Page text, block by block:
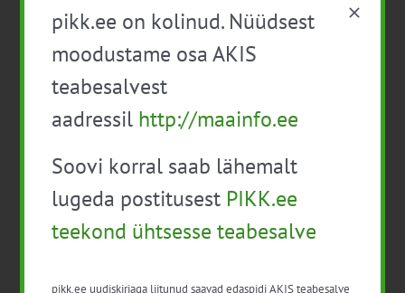
20. juuni 2023 12:00-15:00
Maheköögiviljakasvatuse ettevõtte
külastus Muhumaal
Saaremaa Saaremaa
Tasuta
09:00
28. juuni 2023 09:00-18:00 Koolitus
01)
pikk.ee on kolinud. Nüüdsest
moodustame osa AKIS
teabesalvest
aadressil http://maainfo.ee
Soovi korral saab lähemalt
lugeda postitusest PIKK.ee
teekond ühtsesse teabesalve
pikk.ee uudiskirjaga liitunud saavad edaspidi AKIS teabesalve